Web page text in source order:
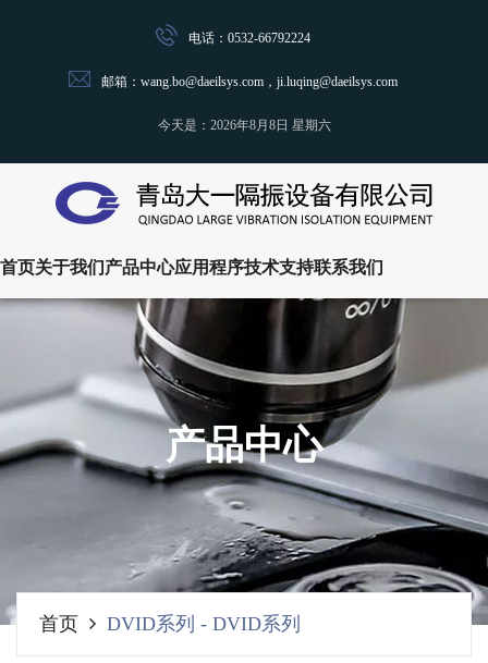
电话：0532-66792224
邮箱：wang.bo@daeilsys.com，ji.luqing@daeilsys.com
今天是： 2026年8月8日 星期六
首页关于我们产品中心应用程序技术支持联系我们
产品中心
首页 DVID系列 - DVID系列